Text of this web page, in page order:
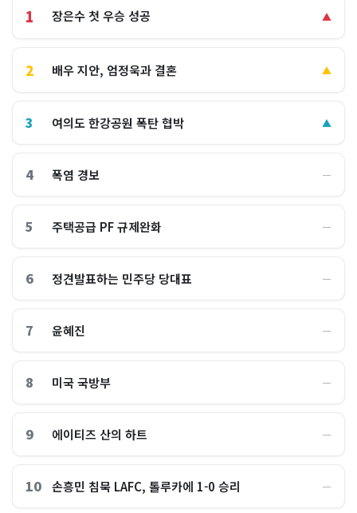
1 장은수 첫 우승 성공 ▲
2 배우 지안, 엄정욱과 결혼 ▲
3 여의도 한강공원 폭탄 협박 ▲
4 폭염 경보 ―
5 주택공급 PF 규제완화 ―
6 정견발표하는 민주당 당대표 ―
7 윤혜진 ―
8 미국 국방부 ―
9 에이티즈 산의 하트 ―
10 손흥민 침묵 LAFC, 톨루카에 1-0 승리 ―